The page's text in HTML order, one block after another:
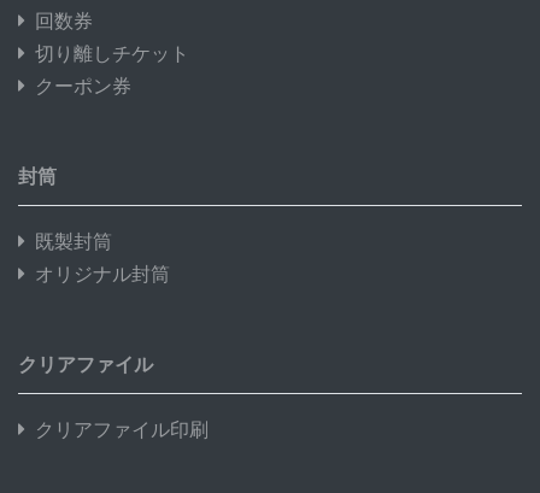
回数券
切り離しチケット
クーポン券
封筒
既製封筒
オリジナル封筒
クリアファイル
クリアファイル印刷